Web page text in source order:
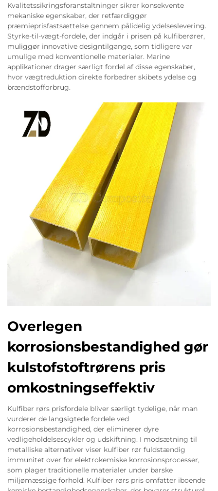
Kvalitetssikringsforanstaltninger sikrer konsekvente
mekaniske egenskaber, der retfærdiggør
præmieprisfastsættelse gennem pålidelig ydelseslevering.
Styrke-til-vægt-fordele, der indgår i prisen på kulfiberører,
muliggør innovative designtilgange, som tidligere var
umulige med konventionelle materialer. Marine
applikationer drager særligt fordel af disse egenskaber,
hvor vægtreduktion direkte forbedrer skibets ydelse og
brændstofforbrug.
Overlegen
korrosionsbestandighed gør
kulstofstoftrørens pris
omkostningseffektiv
Kulfiber rørs prisfordele bliver særligt tydelige, når man
vurderer de langsigtede fordele ved
korrosionsbestandighed, der eliminerer dyre
vedligeholdelsescykler og udskiftning. I modsætning til
metalliske alternativer viser kulfiber rør fuldstændig
immunitet over for elektrokemiske korrosionsprocesser,
som plager traditionelle materialer under barske
miljømæssige forhold. Kulfiber rørs pris omfatter iboende